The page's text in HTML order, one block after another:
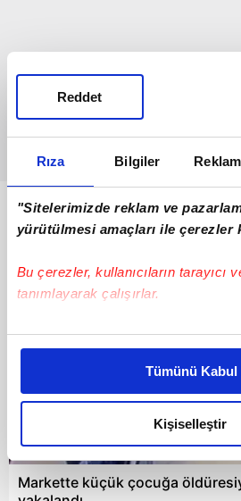
Rıza Bilgiler
"Sitelerimizde reklam ve
yürütülmesi amaçları ile çerezler
Bu çerezler, kullanıcıların tarayıcı
tanımlayarak çalışırlar.
Bu çerezlere izin vermeniz halinde
daha iyi reklam deneyimi
amacımızın size daha iyi bir
olduğunu ve sizlere en iyi içerikleri
elimizden gelen çabayı
reklamların maliyetlerimizi
kalemimiz olduğunu sizlere
Tümünü Kabul
Kişiselleştir
Reddet
Bunlar da Var
00:57
Markette küçük çocuğa